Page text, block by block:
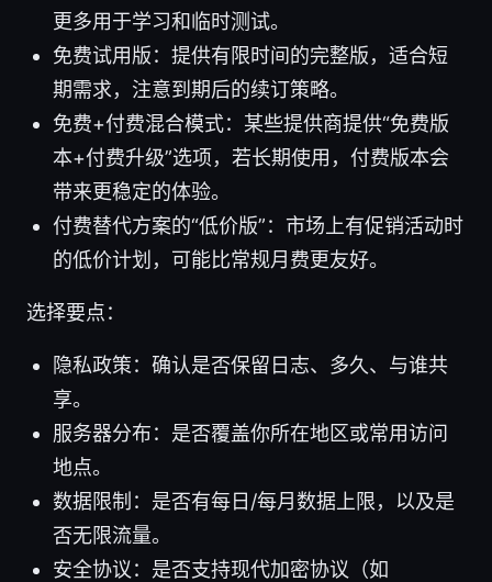
更多用于学习和临时测试。
免费试用版：提供有限时间的完整版，适合短
期需求，注意到期后的续订策略。
免费+付费混合模式：某些提供商提供“免费版
本+付费升级”选项，若长期使用，付费版本会
带来更稳定的体验。
付费替代方案的“低价版”：市场上有促销活动时
的低价计划，可能比常规月费更友好。
选择要点：
隐私政策：确认是否保留日志、多久、与谁共
享。
服务器分布：是否覆盖你所在地区或常用访问
地点。
数据限制：是否有每日/每月数据上限，以及是
否无限流量。
安全协议：是否支持现代加密协议（如